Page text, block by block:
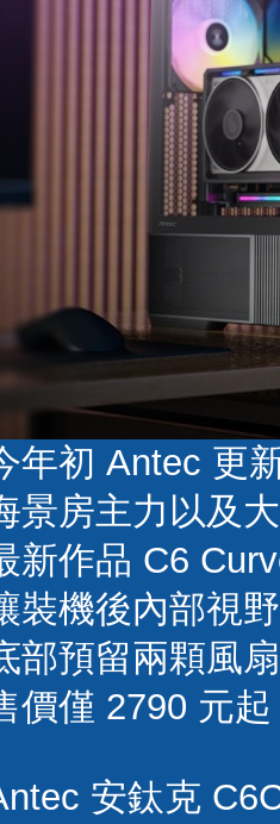
年初 Antec 更
景房主力以及
新作品 C6
裝機後內部視
部預留兩顆風
價僅 2790 元
安鈦克